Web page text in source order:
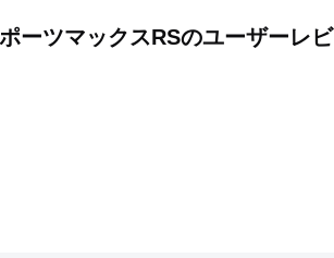
ーツマックスRSのユーザーレビ